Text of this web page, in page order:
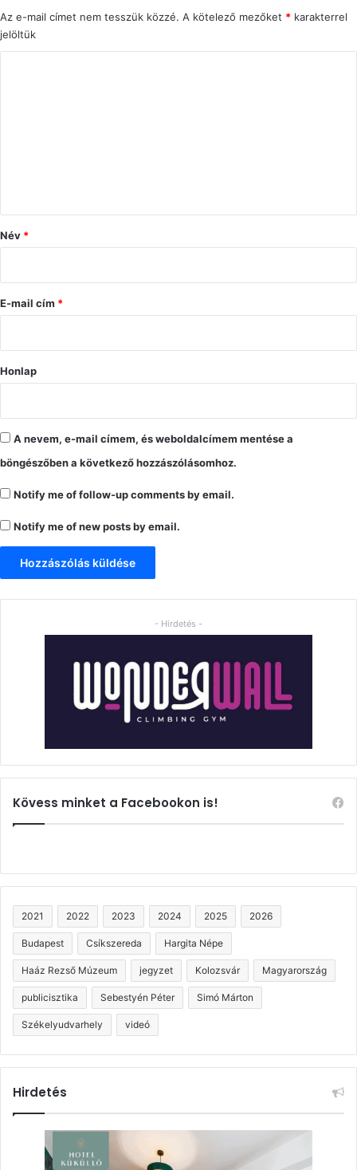
Az e-mail címet nem tesszük közzé. A kötelező mezőket * karakterrel
jelöltük
ó
s
Név *
E-mail cím *
Honlap
A nevem, e-mail címem, és weboldalcímem mentése a
böngészőben a következő hozzászólásomhoz.
Notify me of follow-up comments by email.
Notify me of new posts by email.
- Hirdetés -
Kövess minket a Facebookon is!
2021 2022 2023 2024 2025 2026
Budapest Csíkszereda Hargita Népe
Haáz Rezső Múzeum jegyzet Kolozsvár Magyarország
publicisztika Sebestyén Péter Simó Márton
Székelyudvarhely videó
Hirdetés